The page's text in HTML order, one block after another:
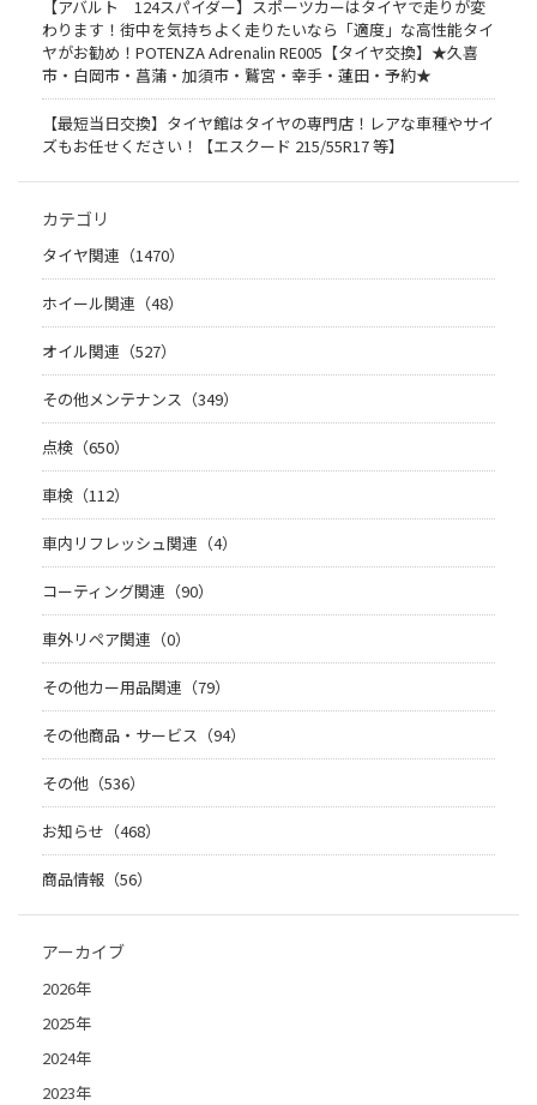
【アバルト 124スパイダー】スポーツカーはタイヤで走りが変
わります！街中を気持ちよく走りたいなら「適度」な高性能タイ
ヤがお勧め！POTENZA Adrenalin RE005【タイヤ交換】★久喜
市・白岡市・菖蒲・加須市・鷲宮・幸手・蓮田・予約★
【最短当日交換】タイヤ館はタイヤの専門店！レアな車種やサイ
ズもお任せください！【エスクード 215/55R17 等】
カテゴリ
タイヤ関連（1470）
ホイール関連（48）
オイル関連（527）
その他メンテナンス（349）
点検（650）
車検（112）
車内リフレッシュ関連（4）
コーティング関連（90）
車外リペア関連（0）
その他カー用品関連（79）
その他商品・サービス（94）
その他（536）
お知らせ（468）
商品情報（56）
アーカイブ
2026年
2025年
2024年
2023年